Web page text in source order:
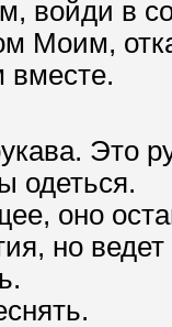
войди в
Моим,
вместе.
Это
одеться.
оно
но